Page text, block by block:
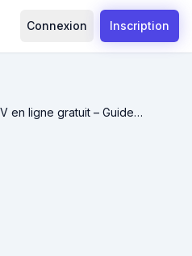
Connexion Inscription
en ligne gratuit – Guide